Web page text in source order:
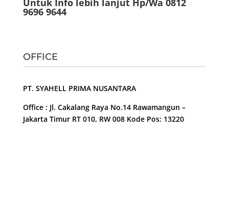
Untuk Info lebih lanjut Hp/Wa 0812
9696 9644
OFFICE
PT. SYAHELL PRIMA NUSANTARA
Office : Jl. Cakalang Raya No.14 Rawamangun –
Jakarta Timur RT 010, RW 008 Kode Pos: 13220